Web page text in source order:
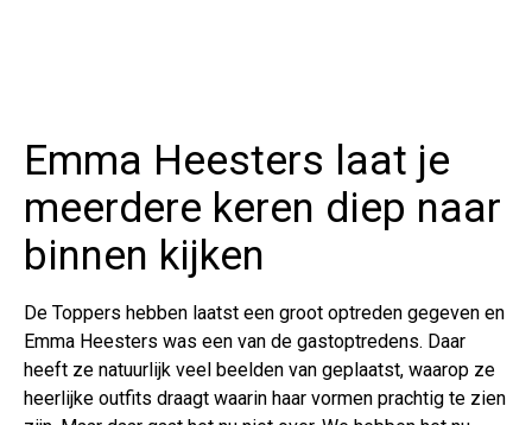
Emma Heesters laat je
meerdere keren diep naar
binnen kijken
De Toppers hebben laatst een groot optreden gegeven en
Emma Heesters was een van de gastoptredens. Daar
heeft ze natuurlijk veel beelden van geplaatst, waarop ze
heerlijke outfits draagt waarin haar vormen prachtig te zien